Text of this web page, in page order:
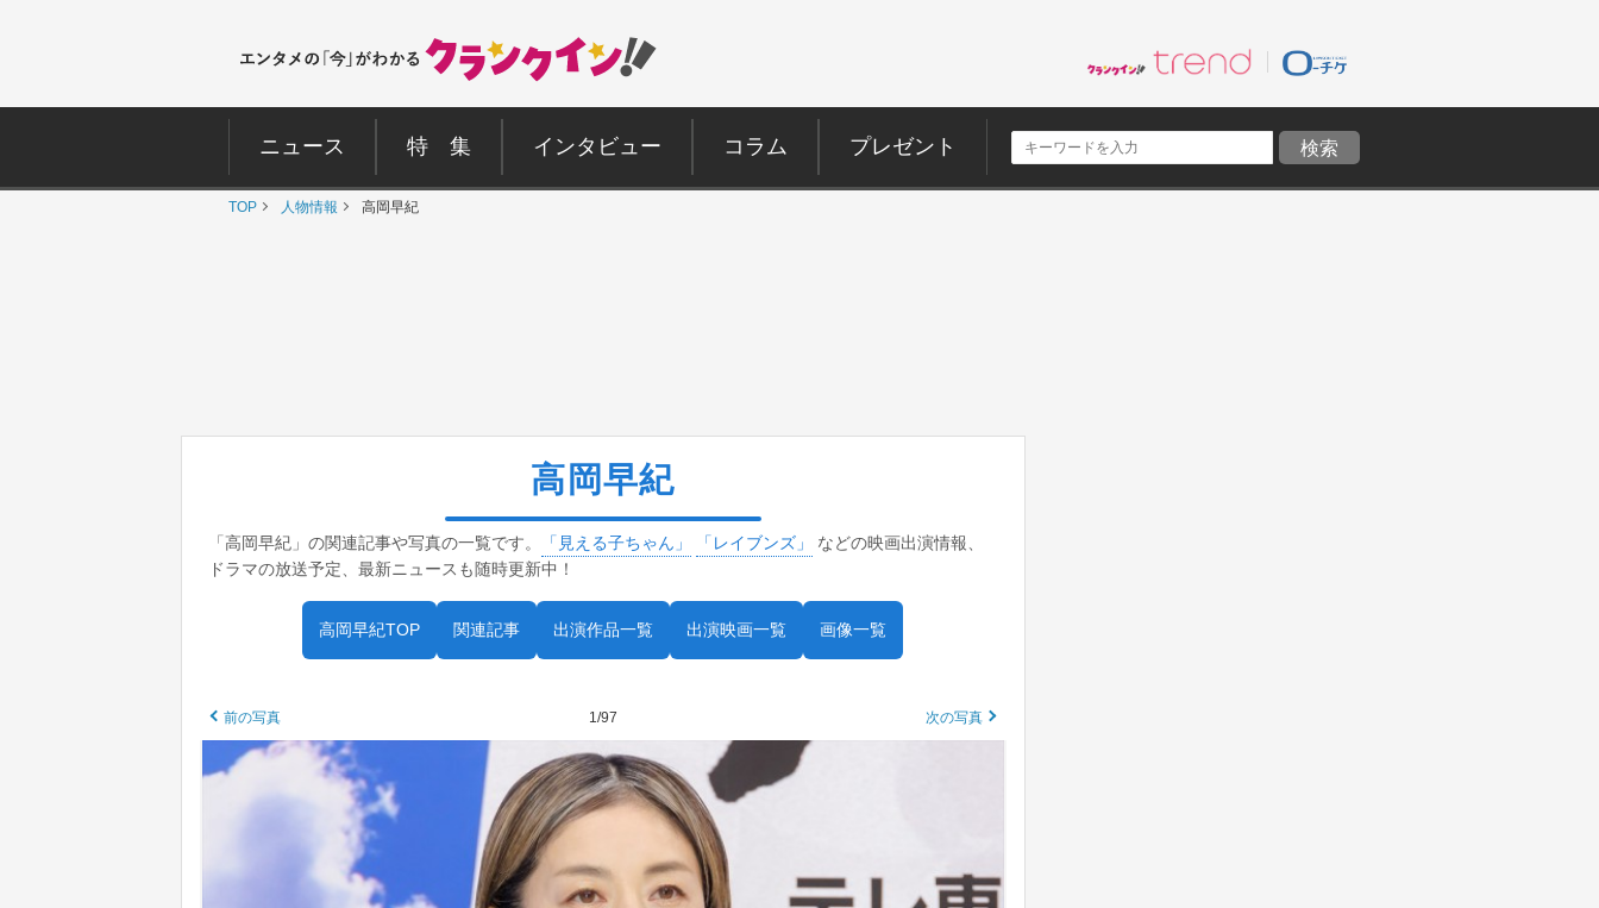
ニュース 特 集 インタビュー コラム プレゼント
TOP 人物情報 高岡早紀
高岡早紀
「高岡早紀」の関連記事や写真の一覧です。 「見える子ちゃん」 「レイブンズ」
などの映画出演情報、
ドラマの放送予定、最新ニュースも随時更新中！
高岡早紀TOP 関連記事 出演作品一覧 出演映画一覧 画像一覧
前の写真 1/97 次の写真